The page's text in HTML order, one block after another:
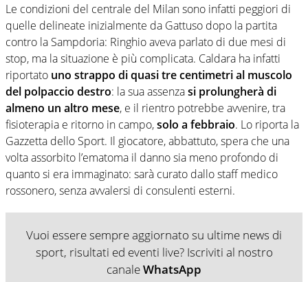
Le condizioni del centrale del Milan sono infatti peggiori di
quelle delineate inizialmente da Gattuso dopo la partita
contro la Sampdoria: Ringhio aveva parlato di due mesi di
stop, ma la situazione è più complicata. Caldara ha infatti
riportato uno strappo di quasi tre centimetri al muscolo
del polpaccio destro: la sua assenzasi prolungherà di
almeno un altro mese, e il rientro potrebbe avvenire, tra
fisioterapia e ritorno in campo,solo a febbraio. Lo riporta la
Gazzetta dello Sport. Il giocatore, abbattuto, spera che una
volta assorbito l’ematoma il danno sia meno profondo di
quanto si era immaginato: sarà curato dallo staff medico
rossonero, senza avvalersi di consulenti esterni.
Vuoi essere sempre aggiornato su ultime news di
sport, risultati ed eventi live? Iscriviti al nostro
canaleWhatsApp